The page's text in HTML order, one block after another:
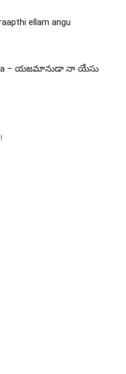
ellam angu
– యజమానుడా నా యేసు